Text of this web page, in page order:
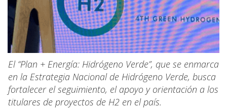
El “Plan + Energía: Hidrógeno Verde”, que se enmarca
en la Estrategia Nacional de Hidrógeno Verde, busca
fortalecer el seguimiento, el apoyo y orientación a los
titulares de proyectos de H2 en el país.